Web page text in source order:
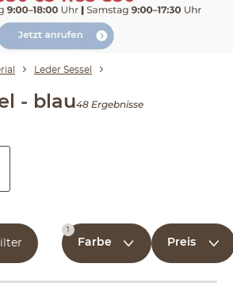
Leder Sessel
- blau48 Ergebnisse
1
Farbe Preis